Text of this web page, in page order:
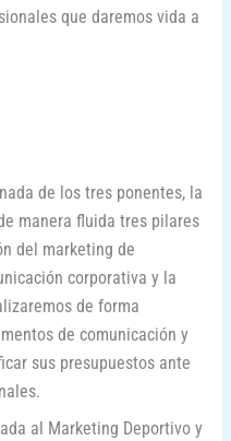
que daremos vida a
de los tres ponentes, la
manera fluida tres pilares
del marketing de
corporativa y la
de forma
de comunicación y
sus presupuestos ante
al Marketing Deportivo y